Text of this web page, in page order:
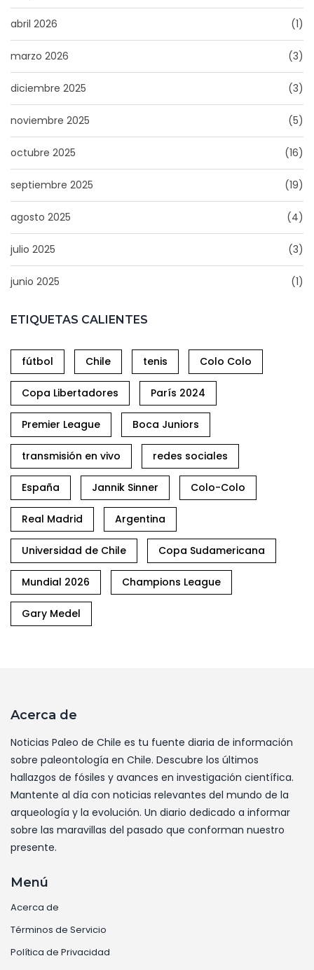
abril 2026 (1)
marzo 2026 (3)
diciembre 2025 (3)
noviembre 2025 (5)
octubre 2025 (16)
septiembre 2025 (19)
agosto 2025 (4)
julio 2025 (3)
junio 2025 (1)
ETIQUETAS CALIENTES
fútbol Chile tenis Colo Colo
Copa Libertadores París 2024
Premier League Boca Juniors
transmisión en vivo redes sociales
España Jannik Sinner Colo-Colo
Real Madrid Argentina
Universidad de Chile Copa Sudamericana
Mundial 2026 Champions League
Gary Medel
Acerca de
Noticias Paleo de Chile es tu fuente diaria de información
sobre paleontología en Chile. Descubre los últimos
hallazgos de fósiles y avances en investigación científica.
Mantente al día con noticias relevantes del mundo de la
arqueología y la evolución. Un diario dedicado a informar
sobre las maravillas del pasado que conforman nuestro
presente.
Menú
Acerca de
Términos de Servicio
Política de Privacidad